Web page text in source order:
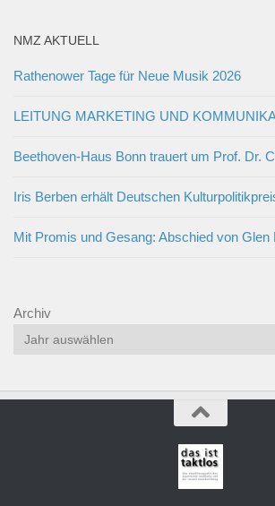
NMZ AKTUELL
Rathenower Tage für Neue Musik 2026
LEITUNG MARKETING UND
Beethoven-Haus Bonn trauert um Prof. Dr.
Iris Berben erhält Deutschen
Mit Promis und Gesang: Abschied von Glen
Archiv